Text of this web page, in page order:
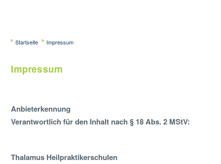
Startseite Impressum
Impressum
Anbieterkennung
Verantwortlich für den Inhalt nach § 18 Abs. 2 MStV:
Thalamus Heilpraktikerschulen